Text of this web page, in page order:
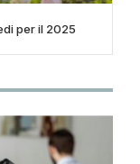
per il 2025